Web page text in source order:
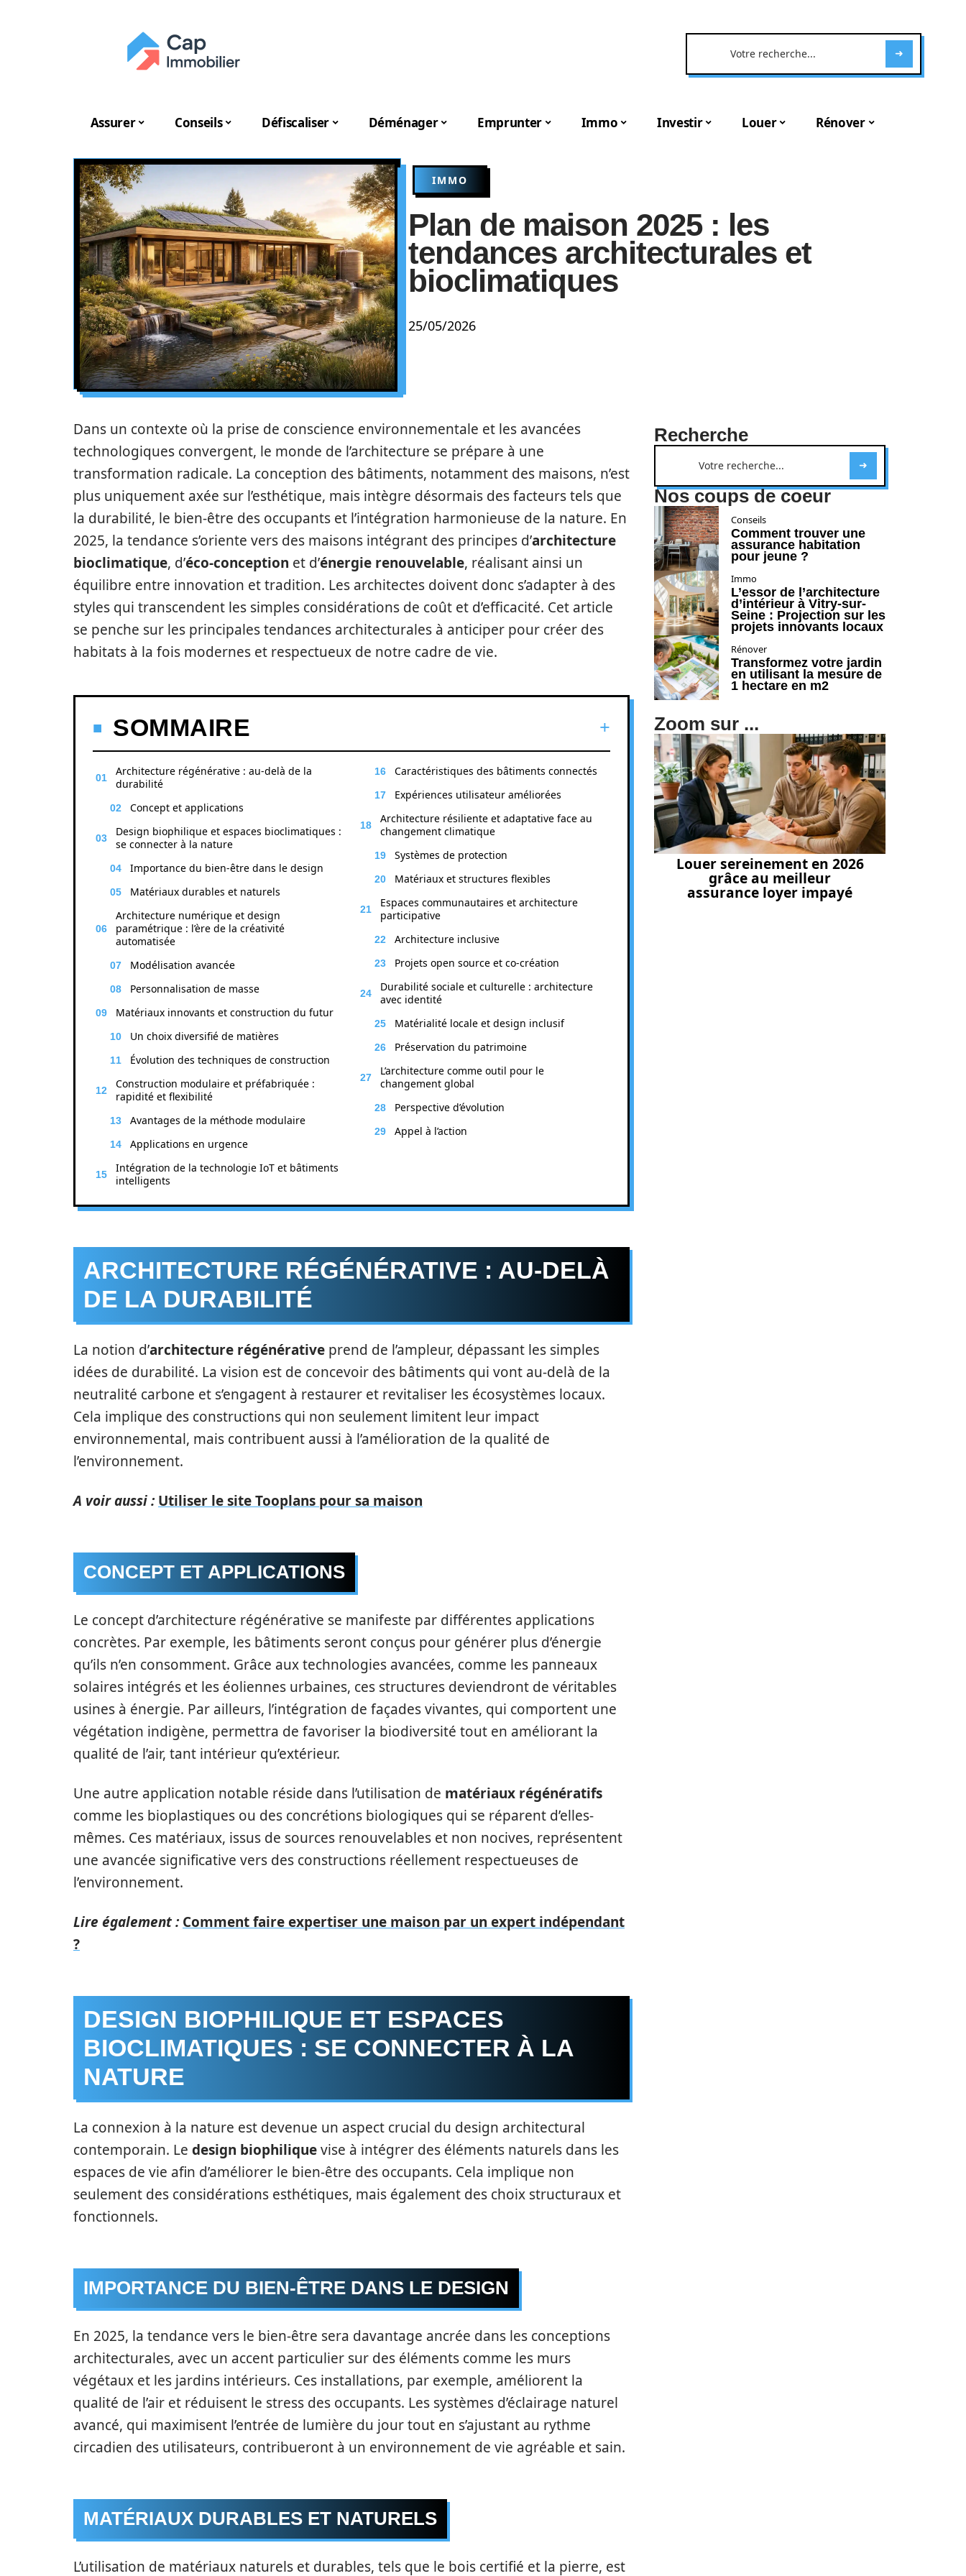
Assurer Conseils Défiscaliser Déménager Emprunter Immo Investir Louer Rénover
IMMO
Plan de maison 2025 : les
tendances architecturales et
bioclimatiques
25/05/2026
Dans un contexte où la prise de conscience environnementale et les avancées
technologiques convergent, le monde de l’architecture se prépare à une
transformation radicale. La conception des bâtiments, notamment des maisons, n’est
plus uniquement axée sur l’esthétique, mais intègre désormais des facteurs tels que
la durabilité, le bien-être des occupants et l’intégration harmonieuse de la nature. En
2025, la tendance s’oriente vers des maisons intégrant des principes d’architecture
bioclimatique, d’éco-conception et d’énergie renouvelable, réalisant ainsi un
équilibre entre innovation et tradition. Les architectes doivent donc s’adapter à des
styles qui transcendent les simples considérations de coût et d’efficacité. Cet article
se penche sur les principales tendances architecturales à anticiper pour créer des
habitats à la fois modernes et respectueux de notre cadre de vie.
SOMMAIRE
Architecture régénérative : au-delà de la
durabilité
Concept et applications
Design biophilique et espaces bioclimatiques :
se connecter à la nature
Importance du bien-être dans le design
Matériaux durables et naturels
Architecture numérique et design
paramétrique : l’ère de la créativité
automatisée
Modélisation avancée
Personnalisation de masse
Matériaux innovants et construction du futur
Un choix diversifié de matières
Évolution des techniques de construction
Construction modulaire et préfabriquée :
rapidité et flexibilité
Avantages de la méthode modulaire
Applications en urgence
Intégration de la technologie IoT et bâtiments
intelligents
Caractéristiques des bâtiments connectés
Expériences utilisateur améliorées
Architecture résiliente et adaptative face au
changement climatique
Systèmes de protection
Matériaux et structures flexibles
Espaces communautaires et architecture
participative
Architecture inclusive
Projets open source et co-création
Durabilité sociale et culturelle : architecture
avec identité
Matérialité locale et design inclusif
Préservation du patrimoine
L’architecture comme outil pour le
changement global
Perspective d’évolution
Appel à l’action
ARCHITECTURE RÉGÉNÉRATIVE : AU-DELÀ
DE LA DURABILITÉ
La notion d’architecture régénérative prend de l’ampleur, dépassant les simples
idées de durabilité. La vision est de concevoir des bâtiments qui vont au-delà de la
neutralité carbone et s’engagent à restaurer et revitaliser les écosystèmes locaux.
Cela implique des constructions qui non seulement limitent leur impact
environnemental, mais contribuent aussi à l’amélioration de la qualité de
l’environnement.
A voir aussi : Utiliser le site Tooplans pour sa maison
CONCEPT ET APPLICATIONS
Le concept d’architecture régénérative se manifeste par différentes applications
concrètes. Par exemple, les bâtiments seront conçus pour générer plus d’énergie
qu’ils n’en consomment. Grâce aux technologies avancées, comme les panneaux
solaires intégrés et les éoliennes urbaines, ces structures deviendront de véritables
usines à énergie. Par ailleurs, l’intégration de façades vivantes, qui comportent une
végétation indigène, permettra de favoriser la biodiversité tout en améliorant la
qualité de l’air, tant intérieur qu’extérieur.
Une autre application notable réside dans l’utilisation de matériaux régénératifs
comme les bioplastiques ou des concrétions biologiques qui se réparent d’elles-
mêmes. Ces matériaux, issus de sources renouvelables et non nocives, représentent
une avancée significative vers des constructions réellement respectueuses de
l’environnement.
Lire également : Comment faire expertiser une maison par un expert indépendant
?
DESIGN BIOPHILIQUE ET ESPACES
BIOCLIMATIQUES : SE CONNECTER À LA
NATURE
La connexion à la nature est devenue un aspect crucial du design architectural
contemporain. Le design biophiliquevise à intégrer des éléments naturels dans les
espaces de vie afin d’améliorer le bien-être des occupants. Cela implique non
seulement des considérations esthétiques, mais également des choix structuraux et
fonctionnels.
IMPORTANCE DU BIEN-ÊTRE DANS LE DESIGN
En 2025, la tendance vers le bien-être sera davantage ancrée dans les conceptions
architecturales, avec un accent particulier sur des éléments comme les murs
végétaux et les jardins intérieurs. Ces installations, par exemple, améliorent la
qualité de l’air et réduisent le stress des occupants. Les systèmes d’éclairage naturel
avancé, qui maximisent l’entrée de lumière du jour tout en s’ajustant au rythme
circadien des utilisateurs, contribueront à un environnement de vie agréable et sain.
MATÉRIAUX DURABLES ET NATURELS
L’utilisation de matériaux naturels et durables, tels que le bois certifié et la pierre, est
Recherche
Nos coups de coeur
Conseils
Comment trouver une
assurance habitation
pour jeune ?
Immo
L’essor de l’architecture
d’intérieur à Vitry-sur-
Seine : Projection sur les
projets innovants locaux
Rénover
Transformez votre jardin
en utilisant la mesure de
1 hectare en m2
Zoom sur ...
Louer sereinement en 2026
grâce au meilleur
assurance loyer impayé